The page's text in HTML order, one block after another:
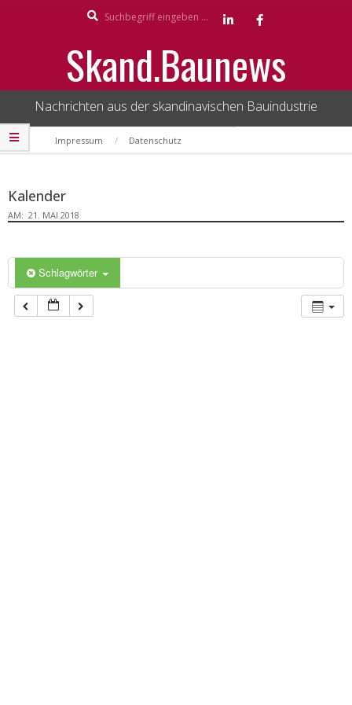
Skand.Baunews
Nachrichten aus der skandinavischen Bauindustrie
Secondary
Navigation
Impressum Datenschutz
Kalender
AM: 21. MAI 2018
Schlagwörter